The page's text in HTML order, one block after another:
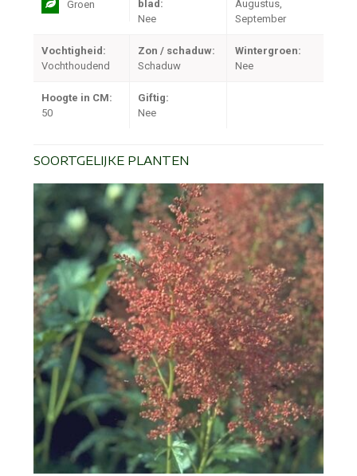
Groen
blad:
Nee
Augustus,
September
Vochtigheid:
Vochthoudend
Zon / schaduw:
Schaduw
Wintergroen:
Nee
Hoogte in CM:
50
Giftig:
Nee
SOORTGELIJKE PLANTEN